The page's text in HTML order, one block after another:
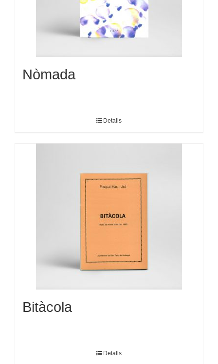
Nòmada
Detalls
Bitàcola
Detalls